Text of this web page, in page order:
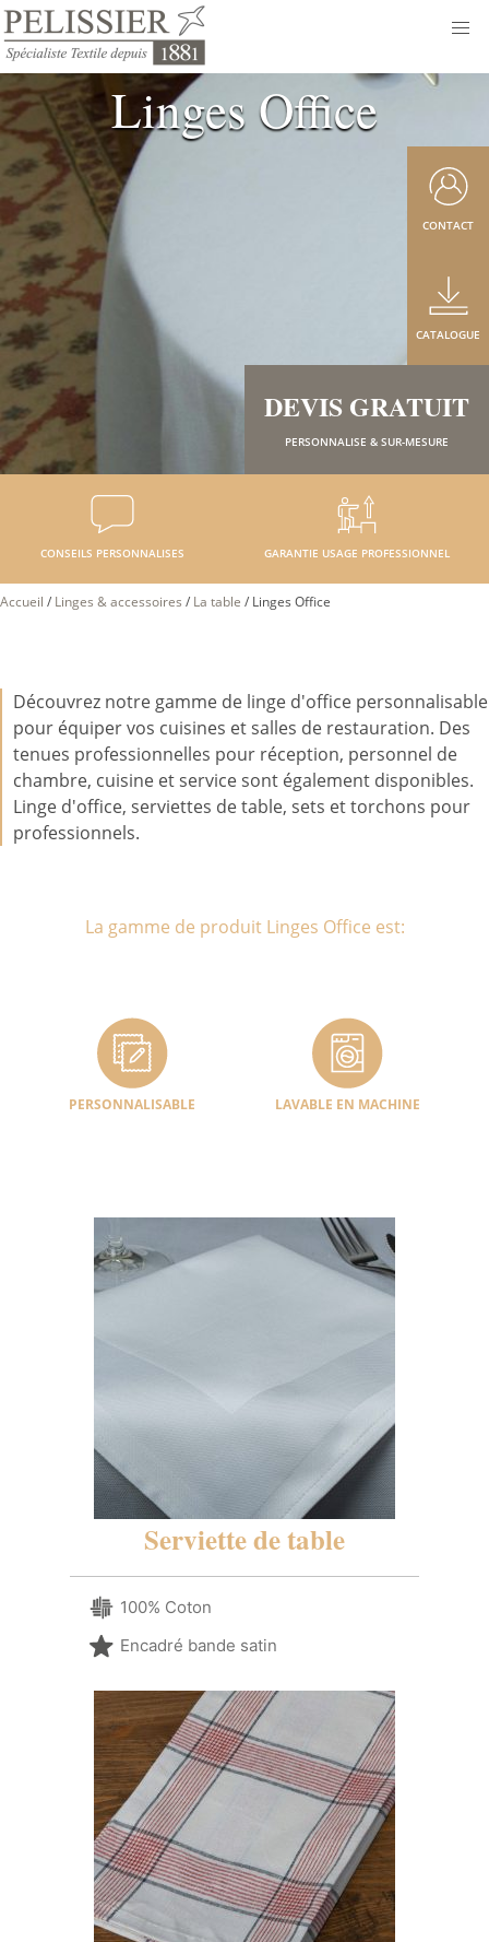
Linges Office
CONSEILS PERSONNALISES GARANTIE USAGE PROFESSIONNEL
DEVIS GRATUIT
PERSONNALISE & SUR-MESURE
CATALOGUE
CONTACT
Accueil / Linges & accessoires / La table / Linges Office
Découvrez notre gamme de linge d'office personnalisable
pour équiper vos cuisines et salles de restauration. Des
tenues professionnelles pour réception, personnel de
chambre, cuisine et service sont également disponibles.
Linge d'office, serviettes de table, sets et torchons pour
professionnels.
La gamme de produit Linges Office est:
PERSONNALISABLE LAVABLE EN MACHINE
Serviette de table
100% Coton
Encadré bande satin